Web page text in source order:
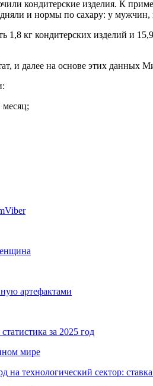
кондитерские изделия. К
и нормы по сахару: у мужчин,
1,8 кг кондитерских изделий и
и далее на основе этих данных
месяц;
Viber
артефактами
за 2025 год
мире
на технологический сектор: